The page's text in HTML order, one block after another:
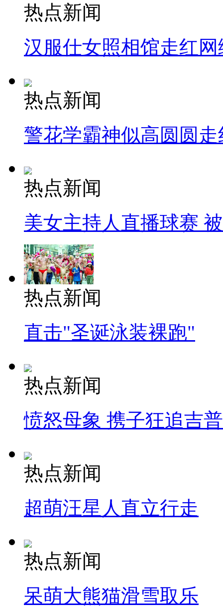
热点新闻
汉服仕女照相馆走红网
热点新闻
警花学霸神似高圆圆走
热点新闻
美女主持人直播球赛
热点新闻
直击"圣诞泳装裸跑"
热点新闻
愤怒母象 携子狂追吉
热点新闻
超萌汪星人直立行走
热点新闻
呆萌大熊猫滑雪取乐